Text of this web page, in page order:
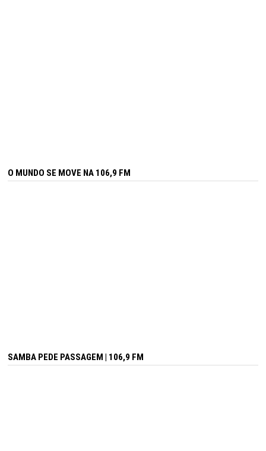
O MUNDO SE MOVE NA 106,9 FM
SAMBA PEDE PASSAGEM | 106,9 FM